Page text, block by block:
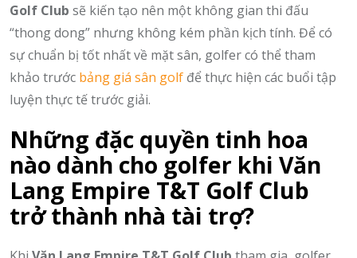
Golf Club sẽ kiến tạo nên một không gian thi đấu
“thong dong” nhưng không kém phần kịch tính. Để có
sự chuẩn bị tốt nhất về mặt sân, golfer có thể tham
khảo trước bảng giá sân golf để thực hiện các buổi tập
luyện thực tế trước giải.
Những đặc quyền tinh hoa
nào dành cho golfer khi Văn
Lang Empire T&T Golf Club
trở thành nhà tài trợ?